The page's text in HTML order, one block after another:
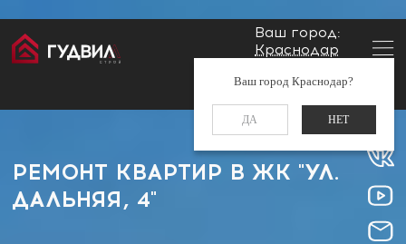
Ваш город:
Краснодар
Ваш город Краснодар?
ДА НЕТ
Заказать звонок
Главная Застройщики
РЕМОНТ КВАРТИР В ЖК "УЛ.
ДАЛЬНЯЯ, 4"